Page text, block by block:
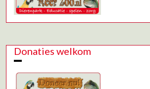
Donaties welkom